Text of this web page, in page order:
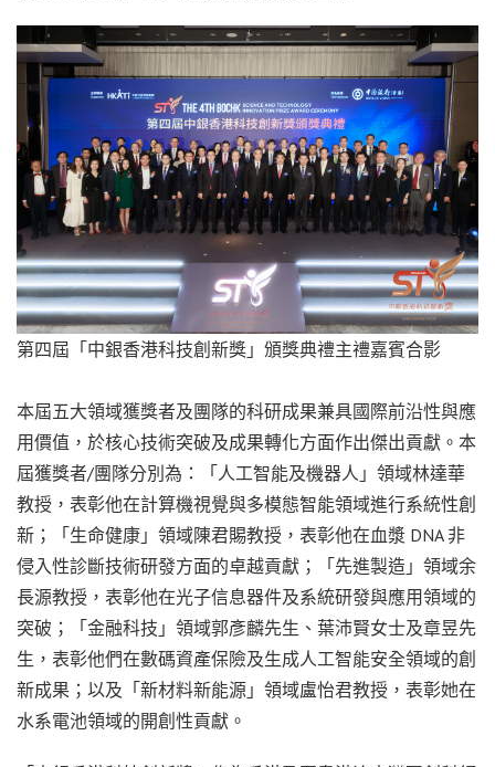
第四屆「中銀香港科技創新獎」頒獎典禮主禮嘉賓合影
本屆五大領域獲獎者及團隊的科研成果兼具國際前沿性與應
用價值，於核心技術突破及成果轉化方面作出傑出貢獻。本
屆獲獎者/團隊分別為：「人工智能及機器人」領域林達華
教授，表彰他在計算機視覺與多模態智能領域進行系統性創
新；「生命健康」領域陳君賜教授，表彰他在血漿 DNA 非
侵入性診斷技術研發方面的卓越貢獻；「先進製造」領域余
長源教授，表彰他在光子信息器件及系統研發與應用領域的
突破；「金融科技」領域郭彥麟先生、葉沛賢女士及章昱先
生，表彰他們在數碼資產保險及生成人工智能安全領域的創
新成果；以及「新材料新能源」領域盧怡君教授，表彰她在
水系電池領域的開創性貢獻。